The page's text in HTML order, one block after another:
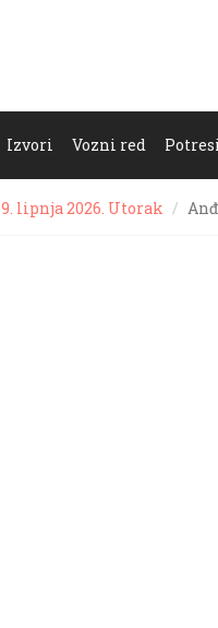
Izvori Vozni red
9. lipnja 2026. Utorak